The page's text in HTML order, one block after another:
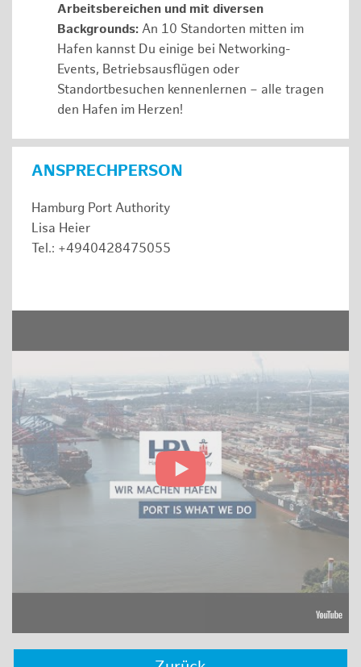
Arbeitsbereichen und mit diversen
Backgrounds: An 10 Standorten mitten im
Hafen kannst Du einige bei Networking-
Events, Betriebsausflügen oder
Standortbesuchen kennenlernen – alle tragen
den Hafen im Herzen!
ANSPRECHPERSON
Hamburg Port Authority
Lisa Heier
Tel.: +4940428475055